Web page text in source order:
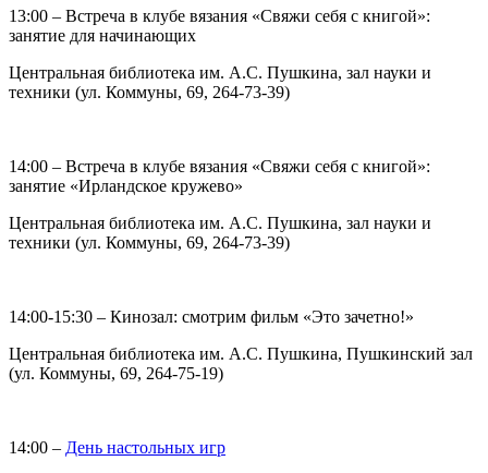
13:00 – Встреча в клубе вязания «Свяжи себя с книгой»:
занятие для начинающих
Центральная библиотека им. А.С. Пушкина, зал науки и
техники (ул. Коммуны, 69, 264-73-39)
14:00 – Встреча в клубе вязания «Свяжи себя с книгой»:
занятие «Ирландское кружево»
Центральная библиотека им. А.С. Пушкина, зал науки и
техники (ул. Коммуны, 69, 264-73-39)
14:00-15:30 – Кинозал: смотрим фильм «Это зачетно!»
Центральная библиотека им. А.С. Пушкина, Пушкинский зал
(ул. Коммуны, 69, 264-75-19)
14:00 – День настольных игр